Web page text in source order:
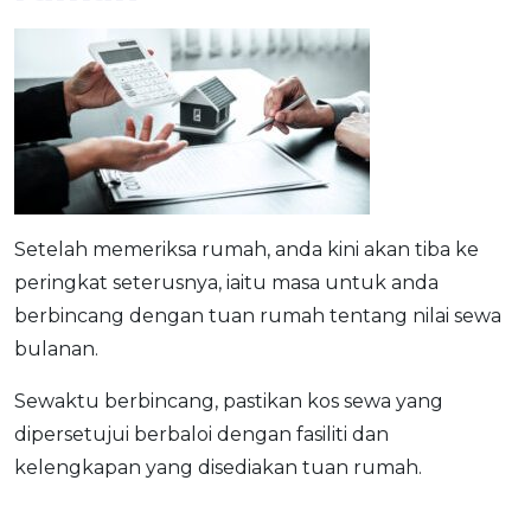
Setelah memeriksa rumah, anda kini akan tiba ke
peringkat seterusnya, iaitu masa untuk anda
berbincang dengan tuan rumah tentang nilai sewa
bulanan.
Sewaktu berbincang, pastikan kos sewa yang
dipersetujui berbaloi dengan fasiliti dan
kelengkapan yang disediakan tuan rumah.